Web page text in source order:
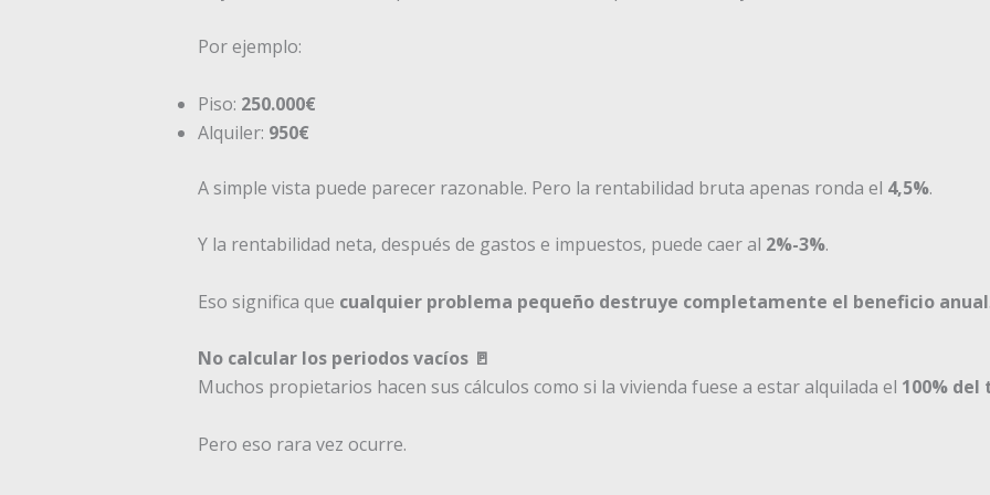
Por ejemplo:
Piso: 250.000€
Alquiler: 950€
A simple vista puede parecer razonable. Pero la rentabilidad bruta apenas ronda el 4,5%.
Y la rentabilidad neta, después de gastos e impuestos, puede caer al 2%-3%.
Eso significa que cualquier problema pequeño destruye completamente el beneficio anual
No calcular los periodos vacíos 🚪
Muchos propietarios hacen sus cálculos como si la vivienda fuese a estar alquilada el 100%
Pero eso rara vez ocurre.